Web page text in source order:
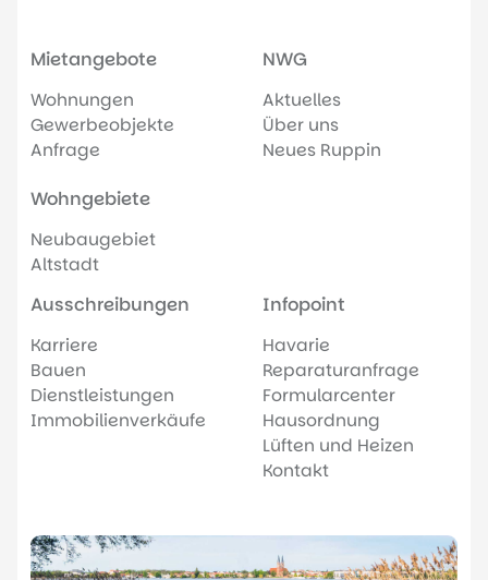
Mietangebote
Wohnungen
Gewerbeobjekte
Anfrage
Wohngebiete
Neubaugebiet
Altstadt
NWG
Aktuelles
Über uns
Neues Ruppin
Ausschreibungen
Karriere
Bauen
Dienstleistungen
Immobilienverkäufe
Infopoint
Havarie
Reparaturanfrage
Formularcenter
Hausordnung
Lüften und Heizen
Kontakt